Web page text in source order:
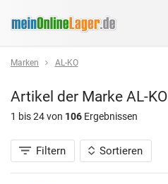
Marken AL-KO
Artikel der Marke AL-KO
1 bis 24 von 106 Ergebnissen
Filtern Sortieren